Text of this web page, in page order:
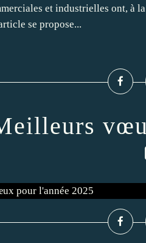
et industrielles ont, à
se propose...